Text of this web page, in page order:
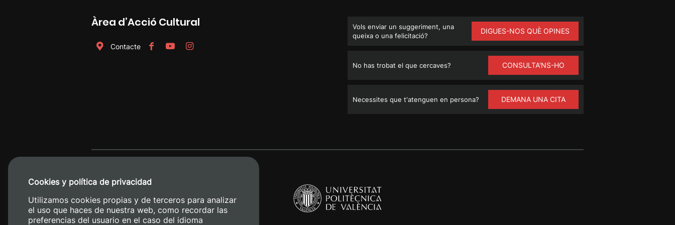
Àrea d’Acció Cultural
Contacte
Vols enviar un suggeriment, una
queixa o una felicitació?
DIGUES-NOS QUÈ OPINES
No has trobat el que cercaves? CONSULTA'NS-HO
Necessites que t'atenguen en persona? DEMANA UNA CITA
Cookies y política de privacidad
Utilizamos cookies propias y de terceros para analizar
el uso que haces de nuestra web, como recordar las
preferencias del usuario en el caso del idioma